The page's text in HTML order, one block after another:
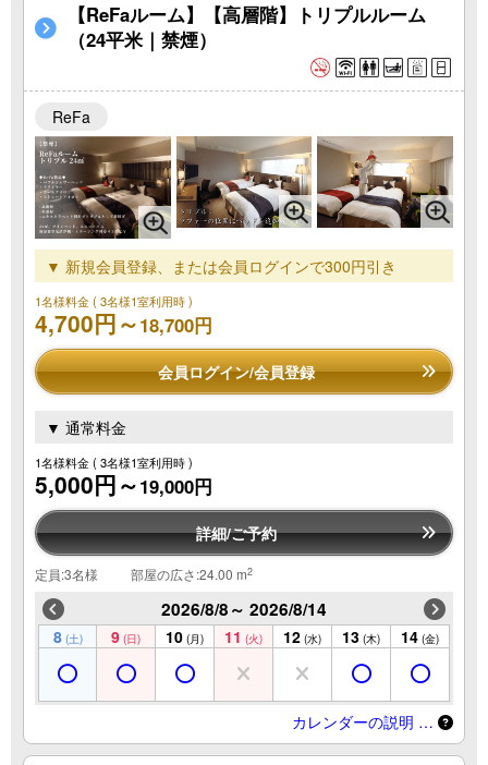
【ReFaルーム】【高層階】トリプルルーム
（24平米｜禁煙）
ReFa
▼ 新規会員登録、または会員ログインで300円引き
1名様料金( 3名様1室利用時 )
4,700円～18,700円
会員ログイン/会員登録
▼ 通常料金
1名様料金( 3名様1室利用時 )
5,000円～19,000円
詳細/ご予約
定員:3名様 部屋の広さ:24.00 m2
2026/8/8～ 2026/8/14
8 (土) 9 (日) 10 (月) 11 (火) 12 (水) 13 (木) 14 (金)
カレンダーの説明 …